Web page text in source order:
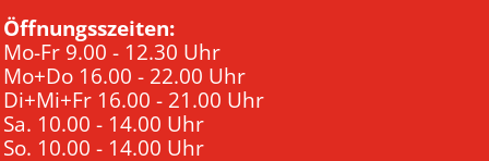
Öffnungsszeiten:
Mo-Fr 9.00 - 12.30 Uhr
Mo+Do 16.00 - 22.00 Uhr
Di+Mi+Fr 16.00 - 21.00 Uhr
Sa. 10.00 - 14.00 Uhr
So. 10.00 - 14.00 Uhr